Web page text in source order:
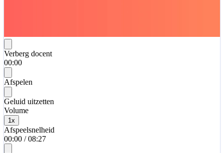
Verberg docent
00:00
Afspelen
Geluid uitzetten
Volume
1 x
Afspeelsnelheid
00:00 / 08:27